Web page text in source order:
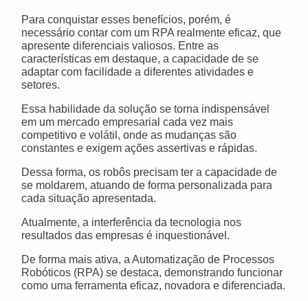
Para conquistar esses benefícios, porém, é
necessário contar com um RPA realmente eficaz, que
apresente diferenciais valiosos. Entre as
características em destaque, a capacidade de se
adaptar com facilidade a diferentes atividades e
setores.
Essa habilidade da solução se torna indispensável
em um mercado empresarial cada vez mais
competitivo e volátil, onde as mudanças são
constantes e exigem ações assertivas e rápidas.
Dessa forma, os robôs precisam ter a capacidade de
se moldarem, atuando de forma personalizada para
cada situação apresentada.
Atualmente, a interferência da tecnologia nos
resultados das empresas é inquestionável.
De forma mais ativa, a Automatização de Processos
Robóticos (RPA) se destaca, demonstrando funcionar
como uma ferramenta eficaz, novadora e diferenciada.